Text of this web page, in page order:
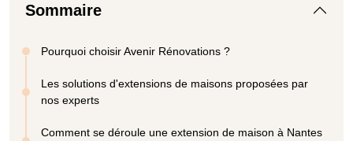
Sommaire
Pourquoi choisir Avenir Rénovations ?
Les solutions d'extensions de maisons proposées par
nos experts
Comment se déroule une extension de maison à Nantes